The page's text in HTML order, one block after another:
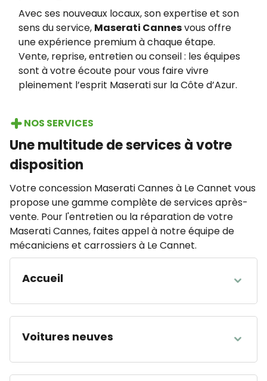
Avec ses nouveaux locaux, son expertise et son
sens du service, Maserati Cannesvous offre
une expérience premium à chaque étape.
Vente, reprise, entretien ou conseil : les équipes
sont à votre écoute pour vous faire vivre
pleinement l’esprit Maserati sur la Côte d’Azur.
NOS SERVICES
Une multitude de services à votre
disposition
Votre concession Maserati Cannes à Le Cannet vous
propose une gamme complète de services après-
vente. Pour l'entretien ou la réparation de votre
Maserati Cannes, faites appel à notre équipe de
mécaniciens et carrossiers à Le Cannet.
Accueil
Lundi
09:00 - 12:00 14:00 - 19:00
Mardi
09:00 - 12:00 14:00 - 19:00
Jeudi
09:00 - 12:00 14:00 - 19:00
Voitures neuves
Lundi
09:00 - 12:00 14:00 - 19:00